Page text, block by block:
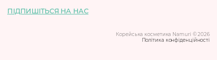
ПІДПИШІТЬСЯ НА НАС
Корейська косметика Namuri © 2026
Політика конфіденційності